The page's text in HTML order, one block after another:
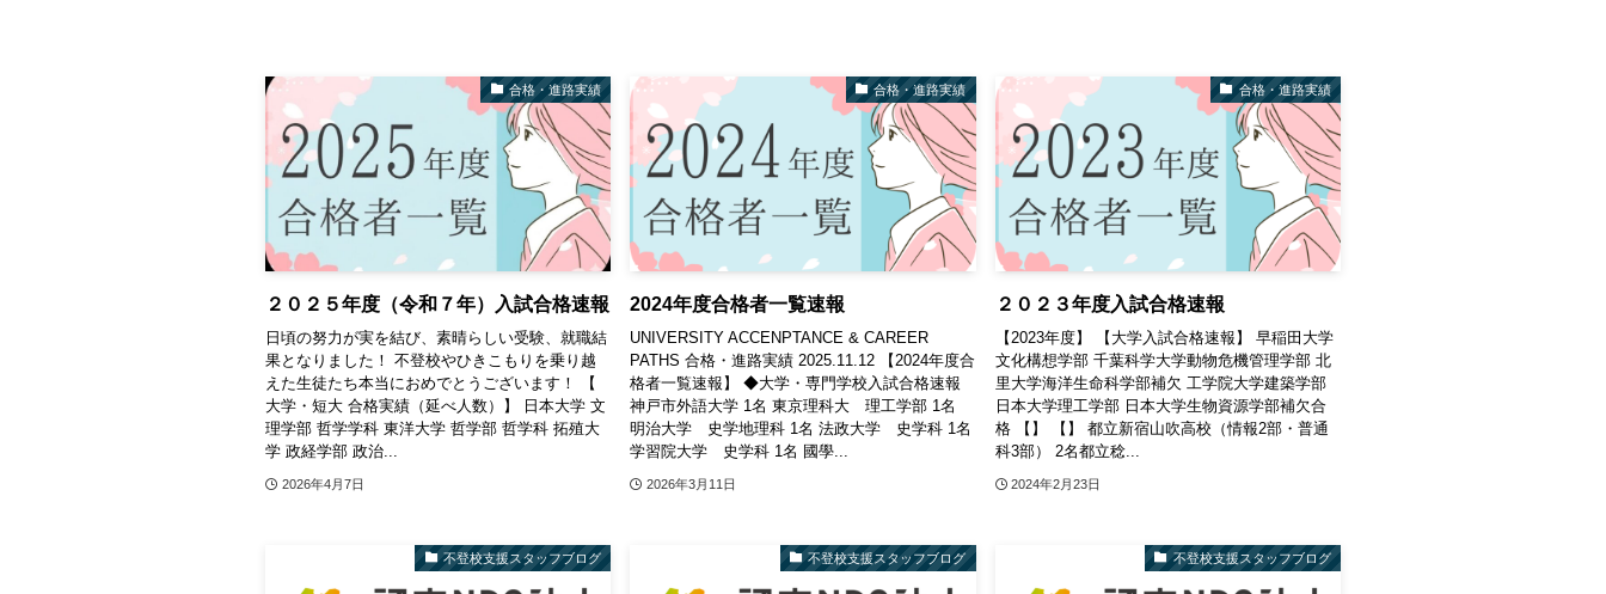
合格・進路実績
２０２５年度（令和７年）入試合格速報
日頃の努力が実を結び、素晴らしい受験、就職結
果となりました！ 不登校やひきこもりを乗り越
えた生徒たち本当におめでとうございます！ 【
大学・短大 合格実績（延べ人数）】 日本大学 文
理学部 哲学学科 東洋大学 哲学部 哲学科 拓殖大
学 政経学部 政治...
2026年4月7日
合格・進路実績
2024年度合格者一覧速報
UNIVERSITY ACCENPTANCE & CAREER
PATHS 合格・進路実績 2025.11.12 【2024年度合
格者一覧速報】 ◆大学・専門学校入試合格速報
神戸市外語大学 1名 東京理科大 理工学部 1名
明治大学 史学地理科 1名 法政大学 史学科 1名
学習院大学 史学科 1名 國學...
2026年3月11日
合格・進路実績
２０２３年度入試合格速報
【2023年度】 【大学入試合格速報】 早稲田大学
文化構想学部 千葉科学大学動物危機管理学部 北
里大学海洋生命科学部補欠 工学院大学建築学部
日本大学理工学部 日本大学生物資源学部補欠合
格 【】 【】 都立新宿山吹高校（情報2部・普通
科3部） 2名都立稔...
2024年2月23日
不登校支援スタッフブログ 不登校支援スタッフブログ 不登校支援スタッフブログ